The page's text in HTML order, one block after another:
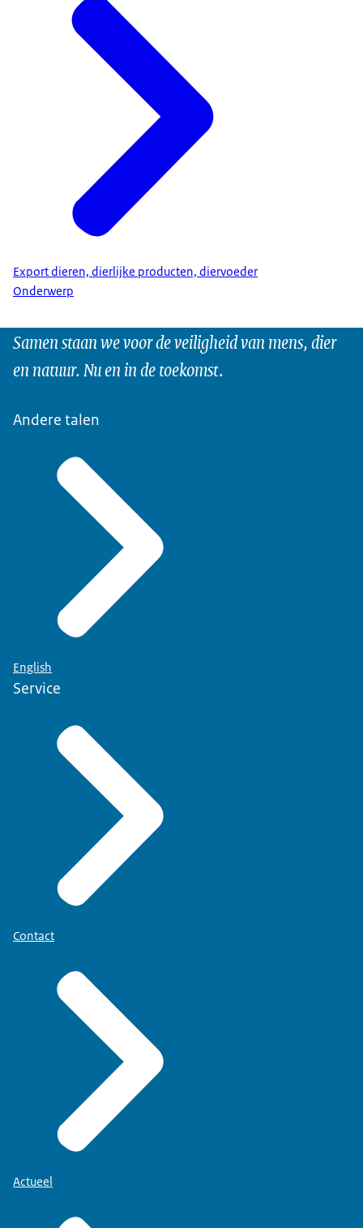
Export dieren, dierlijke producten, diervoeder
Onderwerp
Samen staan we voor de veiligheid van mens, dier
en natuur. Nu en in de toekomst.
Andere talen
English
Service
Contact
Actueel